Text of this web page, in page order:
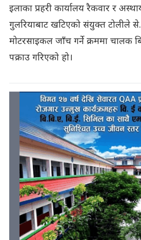
इलाका प्रहरी कार्यालय रैकवार र
गुलरियाबाट खटिएको संयुक्त टोलीले
मोटरसाइकल जाँच गर्ने क्रममा चालक
पक्राउ गरिएको हो।